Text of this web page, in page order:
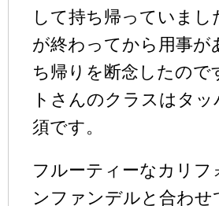
して持ち帰っていまし
が終わってから用事が
ち帰りを断念したので
トさんのクラスはタ
須です。
フルーティーなカリフ
ンファンデルと合わせ